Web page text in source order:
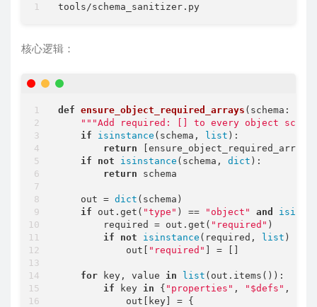
核心逻辑：
def ensure_object_required_arrays ( schema:
"""Add required: [] to every object
if
isinstance (schema, list ):
return
if
not isinstance (schema, dict ):
return schema
    out =
dict (schema)
if out.get( "type" ) == "object" and
        required = out.get(
"required" )
if
not isinstance (required, list )
            out[
"required" ] = []
for key, value in list (out.items()):
if key in { "properties" , "$defs" ,
            out[key] = {